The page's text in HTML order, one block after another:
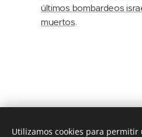
últimos bombardeos
muertos.
© 2020 JUSTICIA Y PAZ C/
Utilizamos cookies para